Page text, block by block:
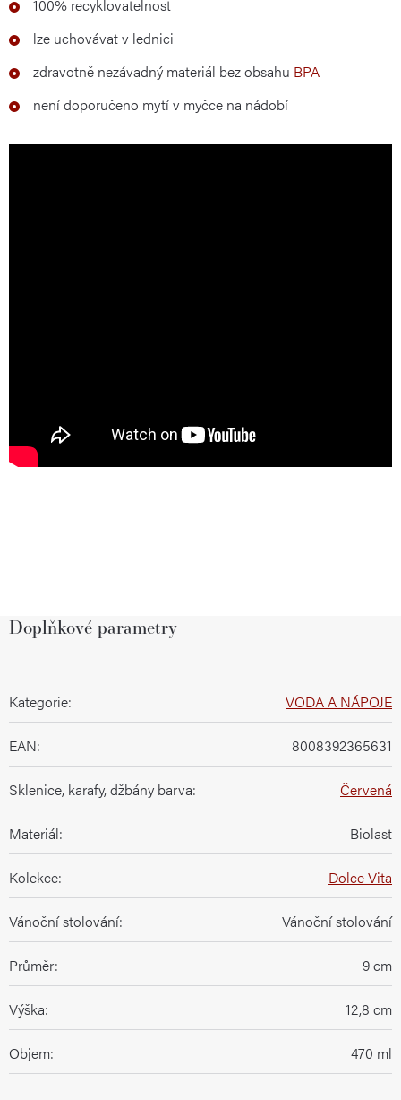
100% recyklovatelnost
lze uchovávat v lednici
zdravotně nezávadný materiál bez obsahu BPA
není doporučeno mytí v myčce na nádobí
Doplňkové parametry
Kategorie: VODA A NÁPOJE
EAN: 8008392365631
Sklenice, karafy, džbány barva: Červená
Materiál: Biolast
Kolekce: Dolce Vita
Vánoční stolování: Vánoční stolování
Průměr: 9 cm
Výška: 12,8 cm
Objem: 470 ml